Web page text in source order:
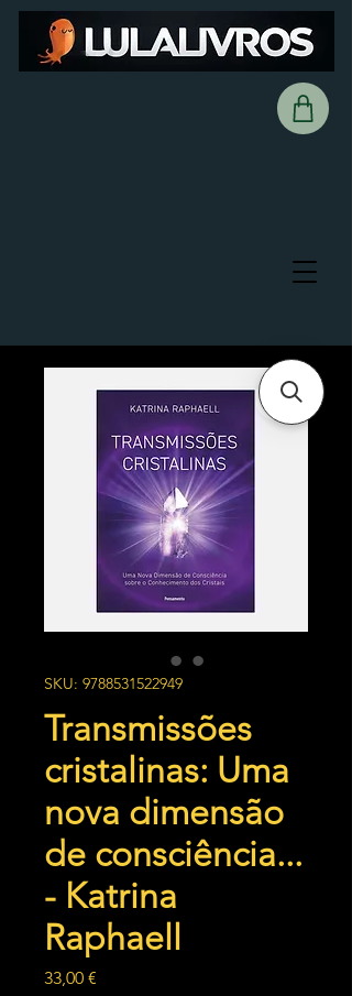
SKU: 9788531522949
Transmissões
cristalinas: Uma
nova dimensão
de consciência...
- Katrina
Raphaell
33,00 €